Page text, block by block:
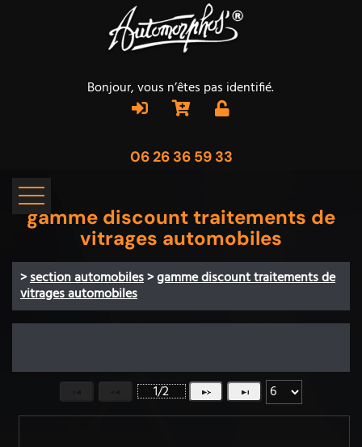
Bonjour, vous n’êtes pas identifié.
06 26 36 59 33
gamme discount traitements de
vitrages automobiles
>section automobiles>gamme discount traitements de
vitrages automobiles
1/2